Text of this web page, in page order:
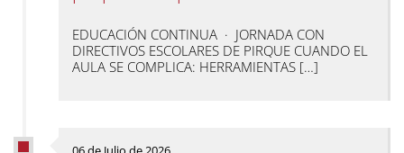
EDUCACIÓN CONTINUA · JORNADA CON
DIRECTIVOS ESCOLARES DE PIRQUE CUANDO EL
AULA SE COMPLICA: HERRAMIENTAS […]